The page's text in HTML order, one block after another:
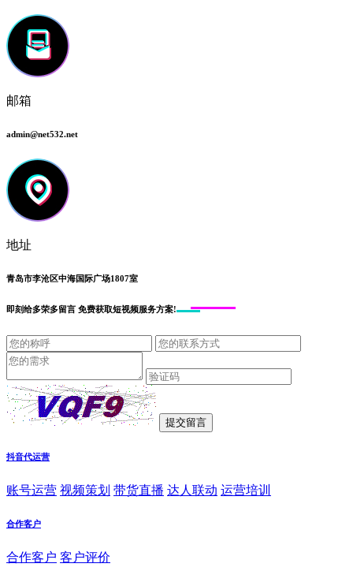
邮箱
admin@net532.net
地址
青岛市李沧区中海国际广场1807室
即刻给多荣多留言 免费获取短视频服务方案!
抖音代运营
账号运营 视频策划 带货直播 达人联动 运营培训
合作客户
合作客户 客户评价